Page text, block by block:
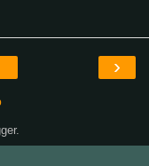
›
.